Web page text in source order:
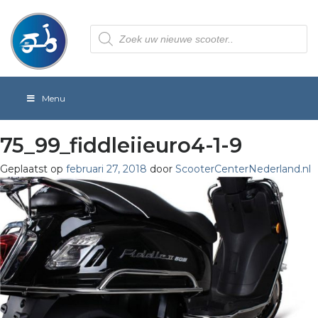
Producten
zoeken
Menu
75_99_fiddleiieuro4-1-9
Geplaatst op februari 27, 2018 door ScooterCenterNederland.nl